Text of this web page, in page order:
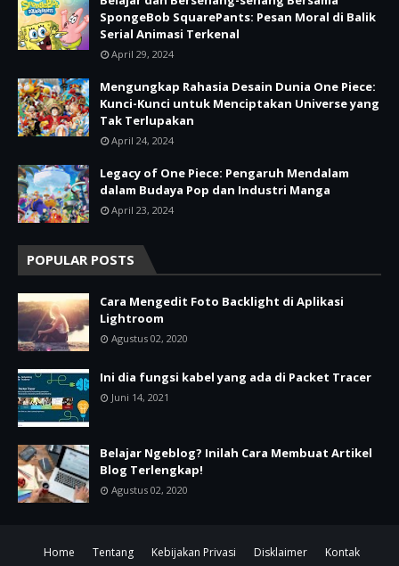
SpongeBob SquarePants: Pesan Moral di Balik
Serial Animasi Terkenal
April 29, 2024
Mengungkap Rahasia Desain Dunia One Piece:
Kunci-Kunci untuk Menciptakan Universe yang
Tak Terlupakan
April 24, 2024
Legacy of One Piece: Pengaruh Mendalam
dalam Budaya Pop dan Industri Manga
April 23, 2024
POPULAR POSTS
Cara Mengedit Foto Backlight di Aplikasi
Lightroom
Agustus 02, 2020
Ini dia fungsi kabel yang ada di Packet Tracer
Juni 14, 2021
Belajar Ngeblog? Inilah Cara Membuat Artikel
Blog Terlengkap!
Agustus 02, 2020
Home Tentang Kebijakan Privasi Disklaimer Kontak